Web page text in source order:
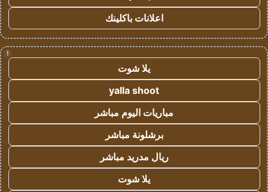
اعلانات باكلينك
!
يلا شوت
yalla shoot
مباريات اليوم مباشر
برشلونة مباشر
ريال مدريد مباشر
يلا شوت